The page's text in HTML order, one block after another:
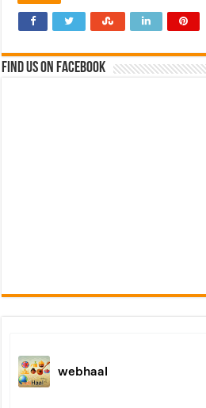
Find us on Facebook